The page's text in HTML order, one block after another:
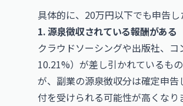
具体的に、20万円以下でも申告し
1. 源泉徴収されている報酬がある
クラウドソーシングや出版社、
10.21%）が差し引かれているも
が、副業の源泉徴収分は確定申
付を受けられる可能性が高くなり